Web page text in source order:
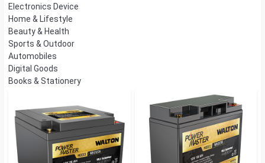
Electronics Device
Home & Lifestyle
Beauty & Health
Sports & Outdoor
Automobiles
Digital Goods
Books & Stationery